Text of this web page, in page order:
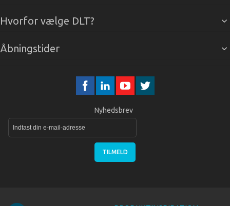
Hvorfor vælge DLT?
Åbningstider
Nyhedsbrev
TILMELD